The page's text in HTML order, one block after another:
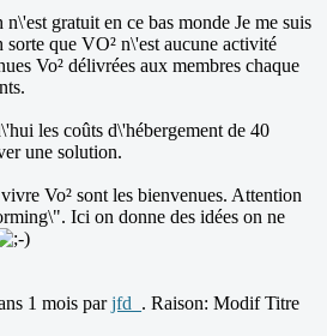
gratuit en ce bas monde Je me suis
que VO² n\'est aucune activité
Vo² délivrées aux membres chaque
les coûts d\'hébergement de 40
une solution.
Vo² sont les bienvenues. Attention
Ici on donne des idées on ne
1 mois parjfd_ . Raison: Modif Titre